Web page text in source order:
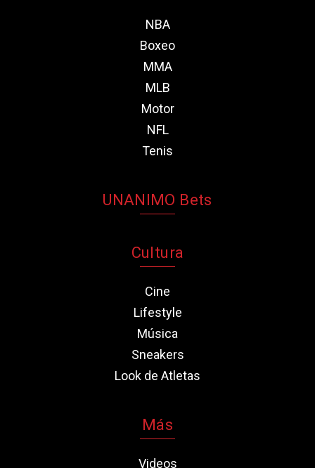
NBA
Boxeo
MMA
MLB
Motor
NFL
Tenis
UNANIMO Bets
Cultura
Cine
Lifestyle
Música
Sneakers
Look de Atletas
Más
Videos